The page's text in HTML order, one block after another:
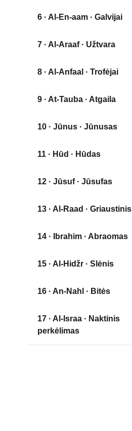
6 · Al-En-aam · Galvijai
7 · Al-Araaf · Užtvara
8 · Al-Anfaal · Trofėjai
9 · At-Tauba · Atgaila
10 · Jūnus · Jūnusas
11 · Hūd · Hūdas
12 · Jūsuf · Jūsufas
13 · Al-Raad · Griaustinis
14 · Ibrahim · Abraomas
15 · Al-Hidžr · Slėnis
16 · An-Nahl · Bitės
17 · Al-Israa · Naktinis
perkėlimas